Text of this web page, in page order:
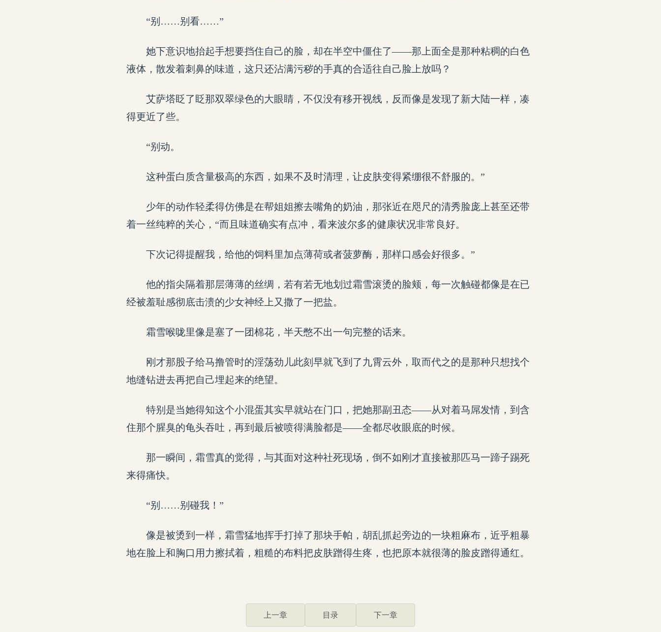
“别……别看……”
她下意识地抬起手想要挡住自己的脸，却在半空中僵住了——那上面全是那种粘稠的白色
液体，散发着刺鼻的味道，这只还沾满污秽的手真的合适往自己脸上放吗？
艾萨塔眨了眨那双翠绿色的大眼睛，不仅没有移开视线，反而像是发现了新大陆一样，凑
得更近了些。
“别动。
这种蛋白质含量极高的东西，如果不及时清理，让皮肤变得紧绷很不舒服的。”
少年的动作轻柔得仿佛是在帮姐姐擦去嘴角的奶油，那张近在咫尺的清秀脸庞上甚至还带
着一丝纯粹的关心，“而且味道确实有点冲，看来波尔多的健康状况非常良好。
下次记得提醒我，给他的饲料里加点薄荷或者菠萝酶，那样口感会好很多。”
他的指尖隔着那层薄薄的丝绸，若有若无地划过霜雪滚烫的脸颊，每一次触碰都像是在已
经被羞耻感彻底击溃的少女神经上又撒了一把盐。
霜雪喉咙里像是塞了一团棉花，半天憋不出一句完整的话来。
刚才那股子给马撸管时的淫荡劲儿此刻早就飞到了九霄云外，取而代之的是那种只想找个
地缝钻进去再把自己埋起来的绝望。
特别是当她得知这个小混蛋其实早就站在门口，把她那副丑态——从对着马屌发情，到含
住那个腥臭的龟头吞吐，再到最后被喷得满脸都是——全都尽收眼底的时候。
那一瞬间，霜雪真的觉得，与其面对这种社死现场，倒不如刚才直接被那匹马一蹄子踢死
来得痛快。
“别……别碰我！”
像是被烫到一样，霜雪猛地挥手打掉了那块手帕，胡乱抓起旁边的一块粗麻布，近乎粗暴
地在脸上和胸口用力擦拭着，粗糙的布料把皮肤蹭得生疼，也把原本就很薄的脸皮蹭得通红。
上一章 目录 下一章